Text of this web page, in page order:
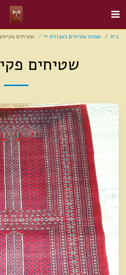
בית שמות שטיחים בעבודת יד שטיחים
שטיחים